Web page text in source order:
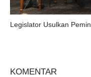
Legislator Usulkan
KOMENTAR